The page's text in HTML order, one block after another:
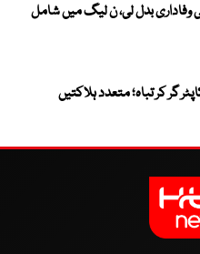
وفاداری بدل لی، ن لیگ میں شامل